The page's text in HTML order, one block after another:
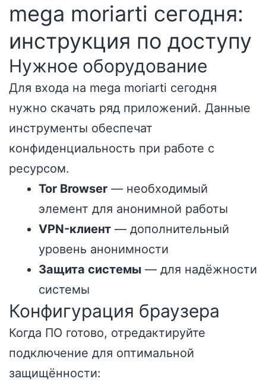
mega moriarti сегодня:
инструкция по доступу
Нужное оборудование
Для входа на mega moriarti сегодня
нужно скачать ряд приложений. Данные
инструменты обеспечат
конфиденциальность при работе с
ресурсом.
Tor Browser — необходимый
элемент для анонимной работы
VPN-клиент — дополнительный
уровень анонимности
Защита системы — для надёжности
системы
Конфигурация браузера
Когда ПО готово, отредактируйте
подключение для оптимальной
защищённости: